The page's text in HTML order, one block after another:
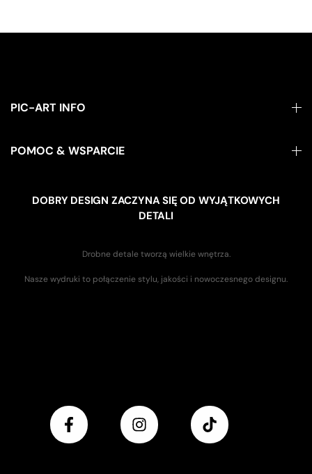
POMOC & WSPARCIE
DOBRY DESIGN ZACZYNA SIĘ OD WYJĄTKOWYCH
DETALI
Drobne detale tworzą wielkie wnętrza.
Nasze wydruki to połączenie stylu, jakości i nowoczesnego designu.
PIC-ART INFO